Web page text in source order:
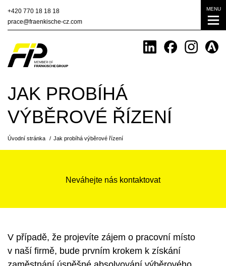
+420 770 18 18 18
prace@fraenkische-cz.com
MENU
JAK PROBÍHÁ
VÝBĚROVÉ ŘÍZENÍ
Úvodní stránka Jak probíhá výběrové řízení
Neváhejte nás kontaktovat
V případě, že projevíte zájem o pracovní místo
v naší firmě, bude prvním krokem k získání